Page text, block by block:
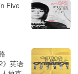
Five
》英语